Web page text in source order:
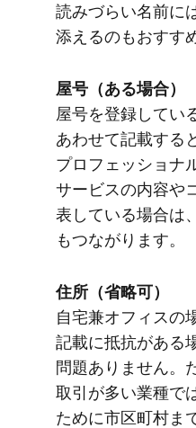
読みづらい​名前に
添えるのも​おすす
屋号​（ある​場合）
屋号を​登録してい
あわせて​記載する
プロフェッショナ
サービスの​内容や​
表している​場合は
もつながります。
住所​（省略可）
自宅兼オフィスの​
記載に​抵抗が​ある​
問題ありません。​
取引が​多い​業種で
ために​市区町村ま